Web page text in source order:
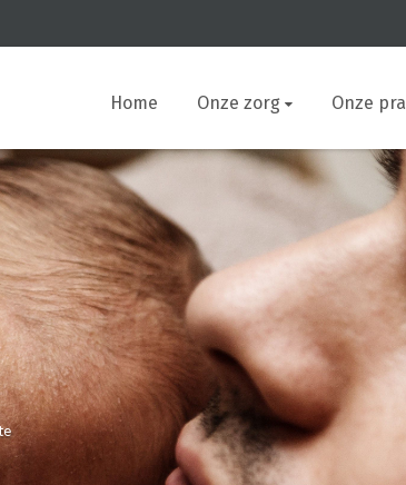
Home Onze zorg Onze